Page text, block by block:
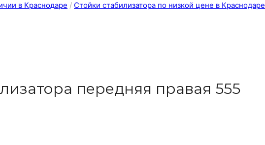
в Краснодаре / Стойки стабилизатора по низкой цене в Краснодаре
передняя правая 555